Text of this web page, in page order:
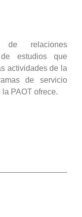
relaciones
estudios que
actividades de la
de servicio
PAOT ofrece.